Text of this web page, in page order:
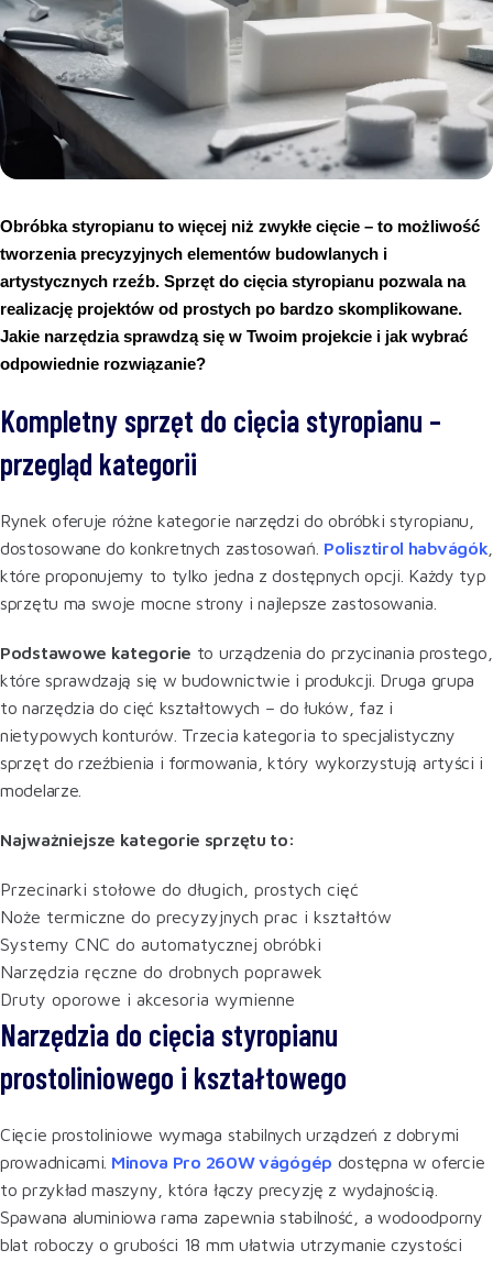
Obróbka styropianu to więcej niż zwykłe cięcie – to możliwość
tworzenia precyzyjnych elementów budowlanych i
artystycznych rzeźb. Sprzęt do cięcia styropianu pozwala na
realizację projektów od prostych po bardzo skomplikowane.
Jakie narzędzia sprawdzą się w Twoim projekcie i jak wybrać
odpowiednie rozwiązanie?
Kompletny sprzęt do cięcia styropianu –
przegląd kategorii
Rynek oferuje różne kategorie narzędzi do obróbki styropianu,
dostosowane do konkretnych zastosowań. Polisztirol habvágók
które proponujemy to tylko jedna z dostępnych opcji. Każdy typ
sprzętu ma swoje mocne strony i najlepsze zastosowania.
Podstawowe kategorie to urządzenia do przycinania prostego,
które sprawdzają się w budownictwie i produkcji. Druga grupa
to narzędzia do cięć kształtowych – do łuków, faz i
nietypowych konturów. Trzecia kategoria to specjalistyczny
sprzęt do rzeźbienia i formowania, który wykorzystują artyści i
modelarze.
Najważniejsze kategorie sprzętu to:
Przecinarki stołowe do długich, prostych cięć
Noże termiczne do precyzyjnych prac i kształtów
Systemy CNC do automatycznej obróbki
Narzędzia ręczne do drobnych poprawek
Druty oporowe i akcesoria wymienne
Narzędzia do cięcia styropianu
prostoliniowego i kształtowego
Cięcie prostoliniowe wymaga stabilnych urządzeń z dobrymi
prowadnicami. Minova Pro 260W vágógép dostępna w ofercie
to przykład maszyny, która łączy precyzję z wydajnością.
Spawana aluminiowa rama zapewnia stabilność, a wodoodporny
blat roboczy o grubości 18 mm ułatwia utrzymanie czystości